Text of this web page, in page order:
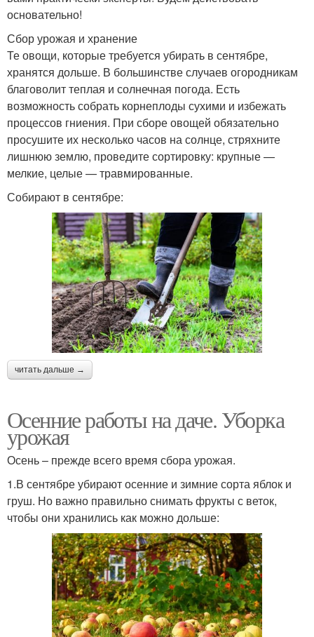
основательно!
Сбор урожая и хранение
Те овощи, которые требуется убирать в сентябре,
хранятся дольше. В большинстве случаев огородникам
благоволит теплая и солнечная погода. Есть
возможность собрать корнеплоды сухими и избежать
процессов гниения. При сборе овощей обязательно
просушите их несколько часов на солнце, стряхните
лишнюю землю, проведите сортировку: крупные —
мелкие, целые — травмированные.
Собирают в сентябре:
читать дальше →
Осенние работы на даче. Уборка
урожая
Осень – прежде всего время сбора урожая.
1.В сентябре убирают осенние и зимние сорта яблок и
груш. Но важно правильно снимать фрукты с веток,
чтобы они хранились как можно дольше: